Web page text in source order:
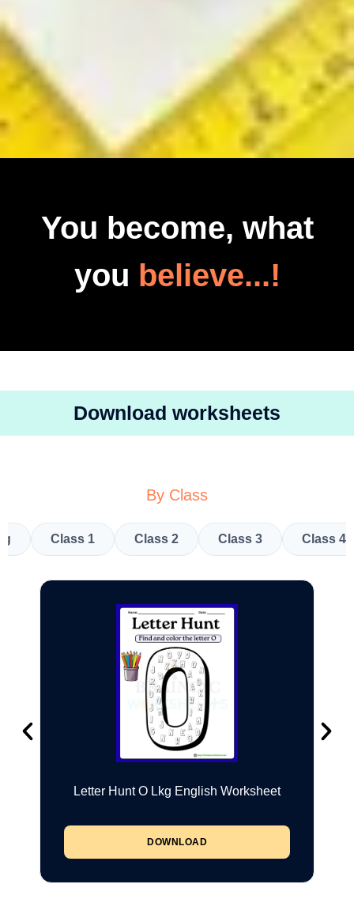
You become, what
you believe...!
Download worksheets
By Class
Class 1 Class 2 Class 3 Class 4
Letter Hunt O Lkg English Worksheet
DOWNLOAD